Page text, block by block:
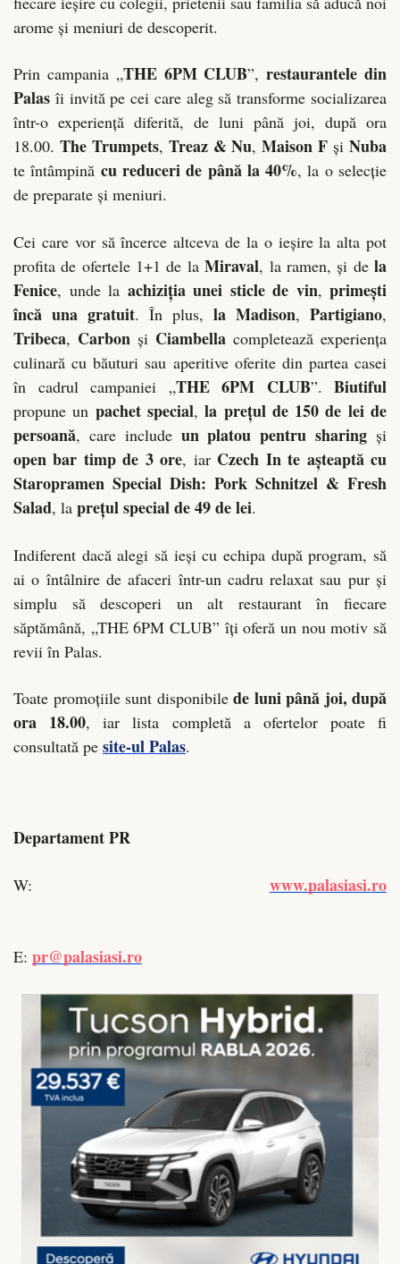
arome și meniuri de descoperit.
Prin campania „THE 6PM CLUB”,restaurantele din
Palas îi invită pe cei care aleg să transforme socializarea
într-o experiență diferită, de luni până joi, după ora
18.00. The Trumpets, Treaz & Nu,Maison F șiNuba
te întâmpină cu reduceri de până la 40%, la o selecție
de preparate și meniuri.
Cei care vor să încerce altceva de la o ieșire la alta pot
profita de ofertele 1+1 de laMiraval, la ramen, și dela
Fenice, unde la achiziția unei sticle de vin, primești
încă una gratuit. În plus, la Madison, Partigiano,
Tribeca, Carbon și Ciambella completează experiența
culinară cu băuturi sau aperitive oferite din partea casei
în cadrul campaniei „THE 6PM CLUB”. Biutiful
propune un pachet special,la prețul de 150 de lei de
persoană, care include un platou pentru sharing și
open bar timp de 3 ore, iar Czech In te așteaptă cu
Staropramen Special Dish: Pork Schnitzel & Fresh
Salad, la prețul special de 49 de lei.
Indiferent dacă alegi să ieși cu echipa după program, să
ai o întâlnire de afaceri într-un cadru relaxat sau pur și
simplu să descoperi un alt restaurant în fiecare
săptămână, „THE 6PM CLUB” îți oferă un nou motiv să
revii în Palas.
Toate promoțiile sunt disponibile de luni până joi, după
ora 18.00, iar lista completă a ofertelor poate fi
consultată pe site-ul Palas.
Departament PR
W: www.palasiasi.ro
E: pr@palasiasi.ro